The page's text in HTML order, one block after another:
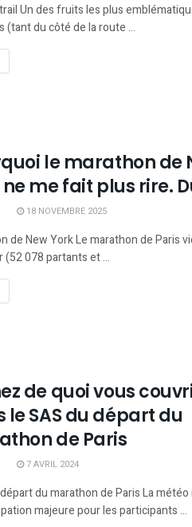
Un des fruits les plus
(tant du côté de la route ...
le marathon de
ne me fait plus rire.
18 NOVEMBRE 2025
de New York Le marathon de Paris
(52 078 partants et ...
de quoi vous
le SAS du départ du
de Paris
7 AVRIL 2024
du marathon de Paris La
majeure pour les participants ...